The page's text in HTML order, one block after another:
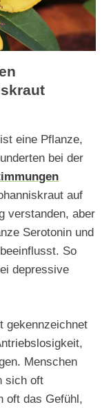
eine Pflanze,
bei der
auf
verstanden, aber
Serotonin und
So
depressive
gekennzeichnet
Menschen
sich oft
oft das Gefühl,